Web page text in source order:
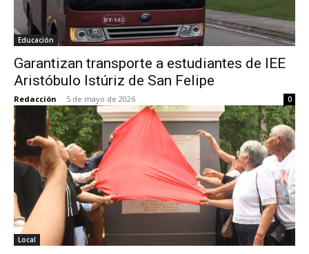
Educación
Garantizan transporte a estudiantes de IEE
Aristóbulo Istúriz de San Felipe
Redacción - 5 de mayo de 2026 0
Local